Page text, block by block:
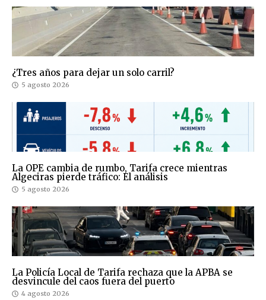
¿Tres años para dejar un solo carril?
5 agosto 2026
La OPE cambia de rumbo, Tarifa crece mientras
Algeciras pierde tráfico: El análisis
5 agosto 2026
La Policía Local de Tarifa rechaza que la APBA se
desvincule del caos fuera del puerto
4 agosto 2026